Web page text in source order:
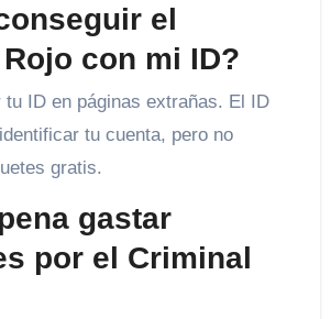
el
con mi ID?
tu ID en páginas extrañas. El ID
tu cuenta, pero no
gratis.
gastar
por el Criminal